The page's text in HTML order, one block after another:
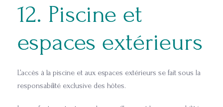
12. Piscine et
espaces extérieurs
L’accès à la piscine et aux espaces extérieurs se fait sous la
responsabilité exclusive des hôtes.